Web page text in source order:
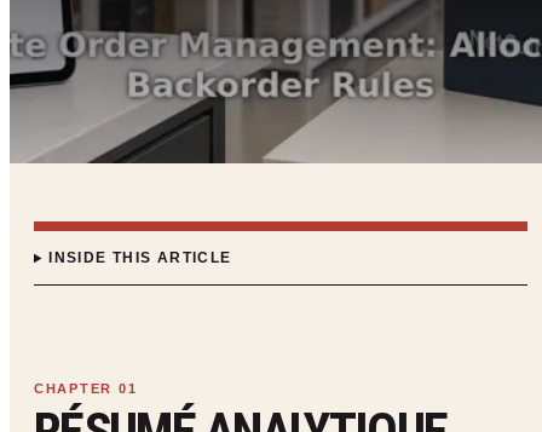
INSIDE THIS ARTICLE